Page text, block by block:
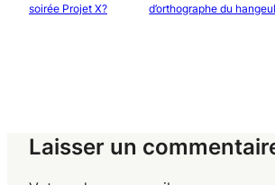
soirée Projet X?
d’orthographe du
Laisser un